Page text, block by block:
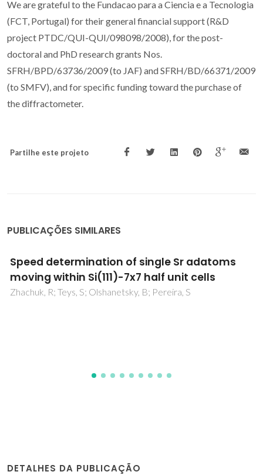
We are grateful to the Fundacao para a Ciencia e a Tecnologia
(FCT, Portugal) for their general financial support (R&D
project PTDC/QUI-QUI/098098/2008), for the post-
doctoral and PhD research grants Nos.
SFRH/BPD/63736/2009 (to JAF) and SFRH/BD/66371/2009
(to SMFV), and for specific funding toward the purchase of
the diffractometer.
Partilhe este projeto
PUBLICAÇÕES SIMILARES
Self-healing protective coatings with "green"
chitosan based pre-layer reservoir of
corrosion inhibitor
DETALHES DA PUBLICAÇÃO